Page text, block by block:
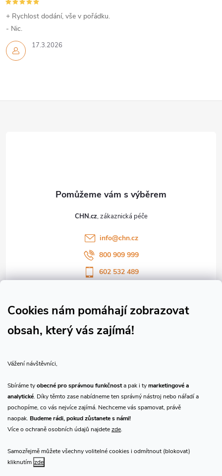
Cookies nám pomáhají zobrazovat
obsah, který vás zajímá!
Vážení návštěvníci,
Sbíráme tyobecné pro správnou funkčnosta pak i tymarketingové a
analytické. Díky těmto zase nabídneme ten správný nástroj nebo nářadí a
pochopíme, co vás nejvíce zajímá. Nechceme vás spamovat, právě
naopak. Budeme rádi, pokud zůstanete s námi!
Více o ochraně osobních údajů najdetezde.
Samozřejmě můžete všechny volitelné cookies i odmítnout (blokovat)
kliknutím zde
17.3.2026
+ Rychlost dodání, vše v pořádku.
- Nic.
CHN.cz
info@chn.cz
800 909 999
602 532 489
Sledujte náš vlog CHN_CZ
Přijímáme online platby